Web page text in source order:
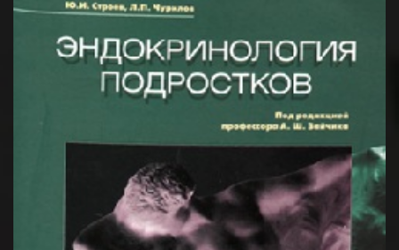
orthopaedic surgeons, rehabilitation physicians, physical
therapists, and...
BATAFSIL...